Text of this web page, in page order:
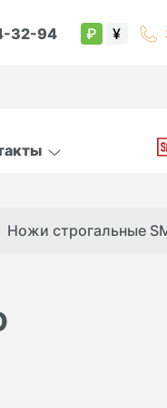
32-94 ₽ ¥
Ножи строгальные